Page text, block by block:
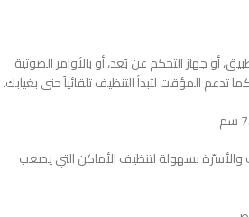
أو جهاز التحكم عن بُعد، أو بالأوامر الصوتية
والأسِرّة بسهولة لتنظيف الأماكن التي يصعب